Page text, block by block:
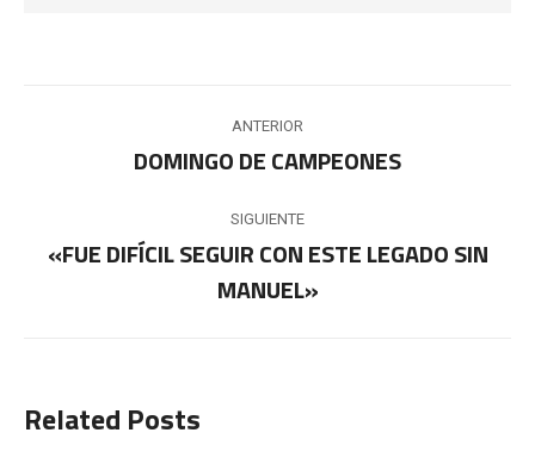
publicaciones
ANTERIOR
Publicación
DOMINGO DE CAMPEONES
SIGUIENTE
siguiente:
«FUE DIFÍCIL SEGUIR CON ESTE LEGADO SIN
MANUEL»
Related Posts